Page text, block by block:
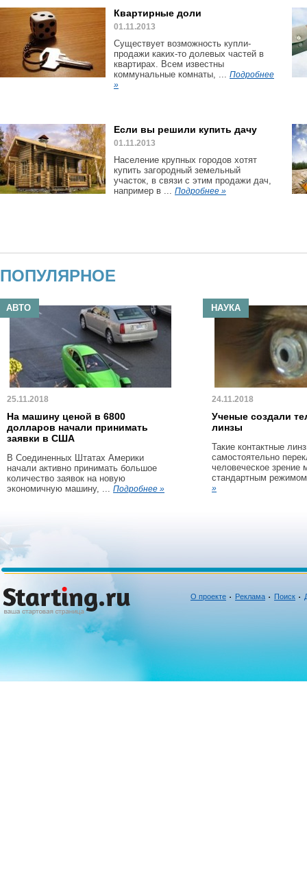
Квартирные доли
01.11.2013
Существует возможность купли-
продажи каких-то долевых частей в
квартирах. Всем известны
коммунальные комнаты, ... Подробнее
»
Если вы решили купить дачу
01.11.2013
Население крупных городов хотят
купить загородный земельный
участок, в связи с этим продажи дач,
например в ... Подробнее »
ПОПУЛЯРНОЕ
АВТО
25.11.2018
На машину ценой в 6800
долларов начали принимать
заявки в США
В Соединенных Штатах Америки
начали активно принимать большое
количество заявок на новую
экономичную машину, ... Подробнее »
НАУКА
24.11.2018
Ученые создали
линзы
Такие контактные
самостоятельно
человеческое зрение
стандартным
»
О проекте Реклама Поиск